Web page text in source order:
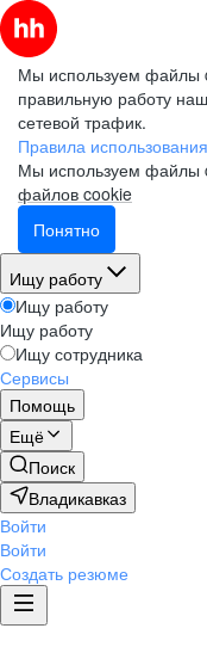
Мы используем файлы
правильную работу
сетевой трафик.
Правила
Мы используем файлы
файлов cookie
Понятно
Ищу работу
Ищу работу
Ищу работу
Ищу сотрудника
Сервисы
Помощь
Ещё
Поиск
Владикавказ
Войти
Войти
Создать резюме